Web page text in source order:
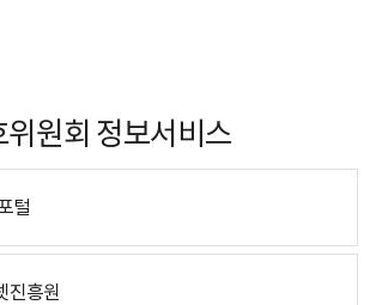
원회 정보서비스
털
진흥원